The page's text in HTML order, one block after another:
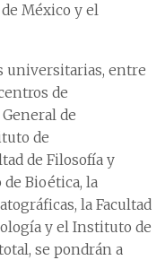
México y el
universitarias, entre
de
de
de
de Filosofía y
Bioética, la
la Facultad
y el Instituto de
se pondrán a